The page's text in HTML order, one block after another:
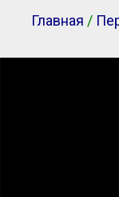
Главная /